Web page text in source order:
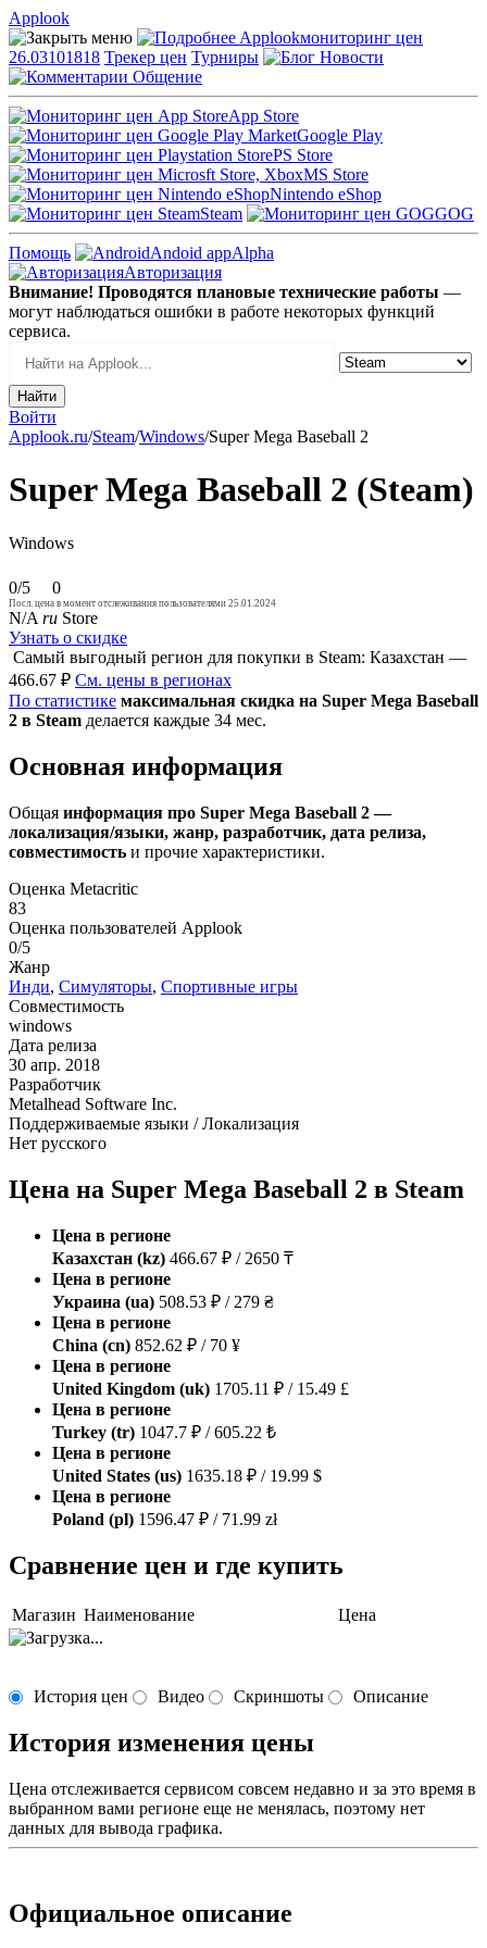
Applook
Applookмониторинг цен
26.03101818 Трекер цен Турниры
Новости
Общение
App Store
Google Play
PS Store
MS Store
Nintendo eShop
Steam
GOG
Помощь Andoid appAlpha
Авторизация
Внимание! Проводятся плановые технические работы —
могут наблюдаться ошибки в работе некоторых функций
сервиса.
Войти
Applook.ru/Steam/Windows/Super Mega Baseball 2
Super Mega Baseball 2 (Steam)
Windows
0/5 0
Посл. цена в момент отслеживания пользователями 25.01.2024
N/A ru Store
Узнать о скидке
Самый выгодный регион для покупки в Steam: Казахстан —
466.67 ₽ См. цены в регионах
По статистике максимальная скидка на Super Mega Baseball
2 в Steam делается каждые 34 мес.
Основная информация
Общая информация про Super Mega Baseball 2 —
локализация/языки, жанр, разработчик, дата релиза,
совместимость и прочие характеристики.
Оценка Metacritic
83
Оценка пользователей Applook
0/5
Жанр
Инди, Симуляторы, Спортивные игры
Совместимость
windows
Дата релиза
30 апр. 2018
Разработчик
Metalhead Software Inc.
Поддерживаемые языки / Локализация
Нет русского
Цена на Super Mega Baseball 2 в Steam
Цена в регионе
Казахстан (kz) 466.67 ₽ / 2650 ₸
Цена в регионе
Украина (ua) 508.53 ₽ / 279 ₴
Цена в регионе
China (cn) 852.62 ₽ / 70 ¥
Цена в регионе
United Kingdom (uk) 1705.11 ₽ / 15.49 £
Цена в регионе
Turkey (tr) 1047.7 ₽ / 605.22 ₺
Цена в регионе
United States (us) 1635.18 ₽ / 19.99 $
Цена в регионе
Poland (pl) 1596.47 ₽ / 71.99 zł
Сравнение цен и где купить
Магазин Наименование Цена
История цен Видео Скриншоты Описание
История изменения цены
Цена отслеживается сервисом совсем недавно и за это время в
выбранном вами регионе еще не менялась, поэтому нет
данных для вывода графика.
Официальное описание